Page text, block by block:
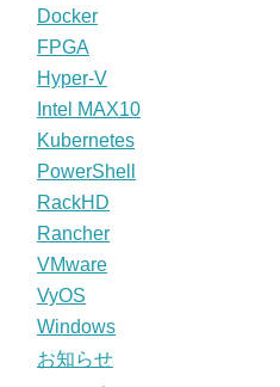
Docker
FPGA
Hyper-V
Intel MAX10
Kubernetes
PowerShell
RackHD
Rancher
VMware
VyOS
Windows
お知らせ